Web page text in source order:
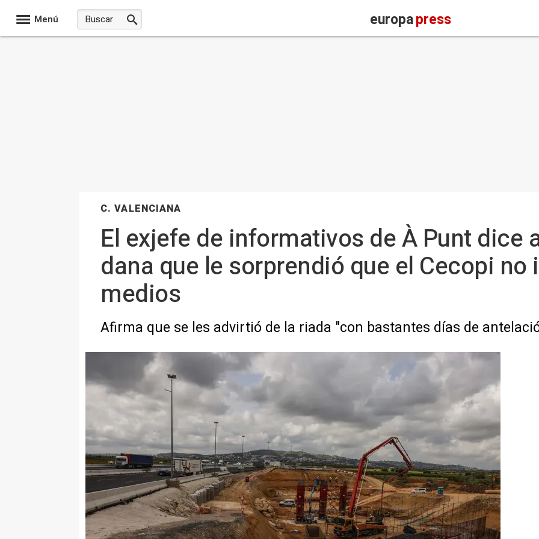
Menú europapress
C. VALENCIANA
El exjefe de informativos de À Punt dice
dana que le sorprendió que el Cecopi
medios
Afirma que se les advirtió de la riada "con bastantes días de